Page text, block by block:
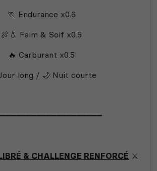
🏃 Endurance x0.6
🍖💧 Faim & Soif x0.5
🔥 Carburant x0.5
long / 🌙 Nuit courte
& CHALLENGE RENFORCÉ ⚔️